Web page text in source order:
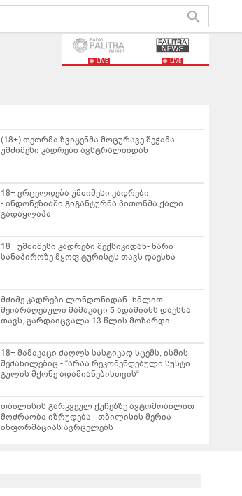
LIVE LIVE
(18+) თეთრმა ზვიგენმა მოცურავე შეჭამა -
უმძიმესი კადრები ავსტრალიიდან
18+ ვრცელდება უმძიმესი კადრები
- ინდონეზიაში გიგანტურმა პითონმა ქალი
გადაყლაპა
18+ უმძიმესი კადრები მექსიკიდან- ხარი
სანაპიროზე მყოფ ტურისტს თავს დაესხა
მძიმე კადრები ლონდონიდან- ხმლით
შეიარაღებული მამაკაცი 5 ადამიანს დაესხა
თავს, გარდაიცვალა 13 წლის მოზარდი
18+ მამაკაცი ძაღლს სასტიკად სცემს, ისმის
შეძახილებიც - “არაა რეკომენდებული სუსტი
გულის მქონე ადამიანებისთვის“
თბილისის გარკვეულ ქუჩებზე ავტომობილით
მოძრაობა იზრუდება - თბილისის მერია
ინფორმაციას ავრცელებს